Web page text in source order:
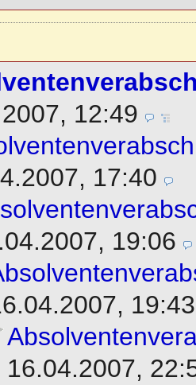
12:49
17:40
19:06
19:43
16.04.2007,